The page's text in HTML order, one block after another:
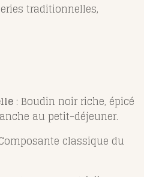
traditionnelles,
: Boudin noir riche, épicé
au petit-déjeuner.
classique du